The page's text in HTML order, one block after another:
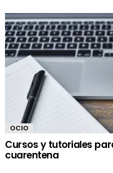
OCIO
Cursos y tutoriales
cuarentena